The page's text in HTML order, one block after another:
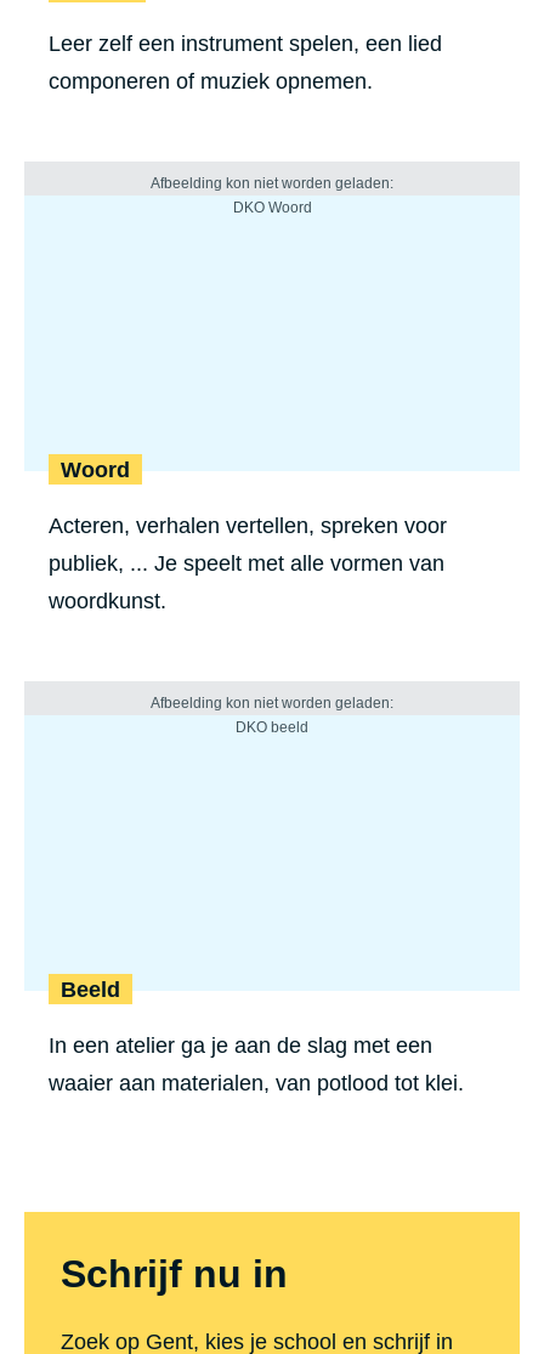
Leer zelf een instrument spelen, een lied
componeren of muziek opnemen.
Woord
Acteren, verhalen vertellen, spreken voor
publiek, ... Je speelt met alle vormen van
woordkunst.
Beeld
In een atelier ga je aan de slag met een
waaier aan materialen, van potlood tot klei.
Schrijf nu in
Zoek op Gent, kies je school en schrijf in